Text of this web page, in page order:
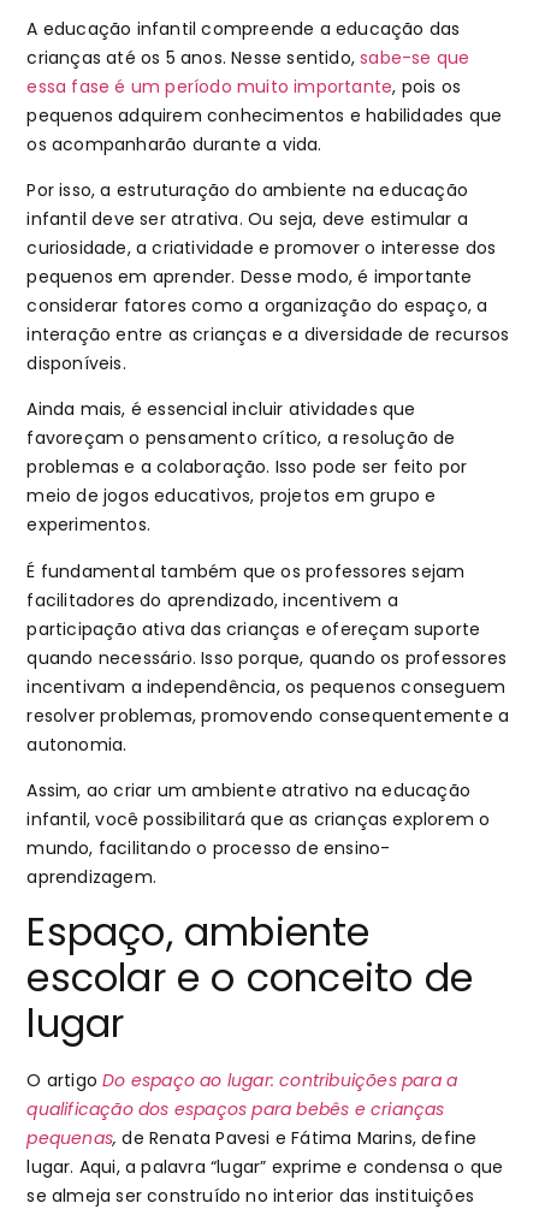
A educação infantil compreende a educação das
crianças até os 5 anos. Nesse sentido,sabe-se que
essa fase é um período muito importante, pois os
pequenos adquirem conhecimentos e habilidades que
os acompanharão durante a vida.
Por isso, a estruturação do ambiente na educação
infantil deve ser atrativa. Ou seja, deve estimular a
curiosidade, a criatividade e promover o interesse dos
pequenos em aprender. Desse modo, é importante
considerar fatores como a organização do espaço, a
interação entre as crianças e a diversidade de recursos
disponíveis.
Ainda mais, é essencial incluir atividades que
favoreçam o pensamento crítico, a resolução de
problemas e a colaboração. Isso pode ser feito por
meio de jogos educativos, projetos em grupo e
experimentos.
É fundamental também que os professores sejam
facilitadores do aprendizado, incentivem a
participação ativa das crianças e ofereçam suporte
quando necessário. Isso porque, quando os professores
incentivam a independência, os pequenos conseguem
resolver problemas, promovendo consequentemente a
autonomia.
Assim, ao criar um ambiente atrativo na educação
infantil, você possibilitará que as crianças explorem o
mundo, facilitando o processo de ensino-
aprendizagem.
Espaço, ambiente
escolar e o conceito de
lugar
O artigoDo espaço ao lugar: contribuições para a
qualificação dos espaços para bebês e crianças
pequenas,de Renata Pavesi e Fátima Marins, define
lugar. Aqui, a palavra “lugar” exprime e condensa o que
se almeja ser construído no interior das instituições